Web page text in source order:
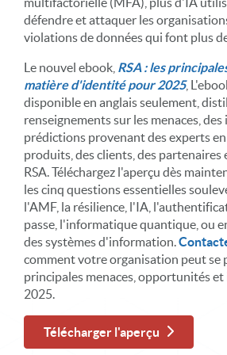
défendre et attaquer les
violations de données qui font plus
Le nouvel ebook, RSA : les
matière d'identité pour 2025,
disponible en anglais seulement,
renseignements sur les menaces, des
prédictions provenant des experts
produits, des clients, des partenaires
RSA. Téléchargez l'aperçu dès
les cinq questions essentielles
l'AMF, la résilience, l'IA,
passe, l'informatique quantique, ou
des systèmes d'information.
comment votre organisation peut se
principales menaces, opportunités
2025.
Télécharger l'aperçu